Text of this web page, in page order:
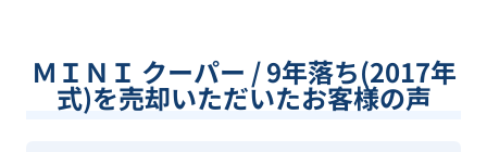
ＭＩＮＩ クーパー / 9年落ち(2017年
式)を売却いただいたお客様の声